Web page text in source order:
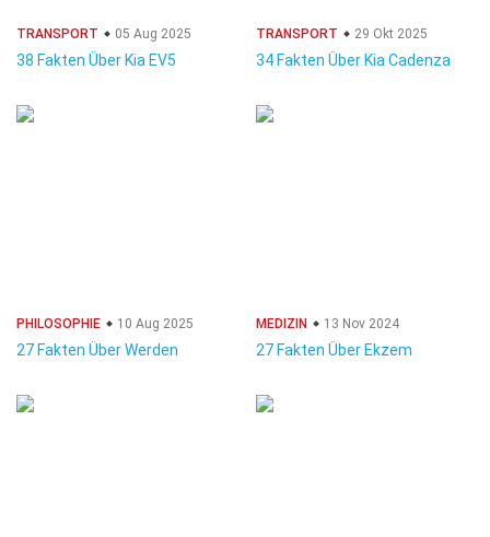
TRANSPORT 05 Aug 2025
38 Fakten Über Kia EV5
TRANSPORT 29 Okt 2025
34 Fakten Über Kia Cadenza
PHILOSOPHIE 10 Aug 2025
27 Fakten Über Werden
MEDIZIN 13 Nov 2024
27 Fakten Über Ekzem